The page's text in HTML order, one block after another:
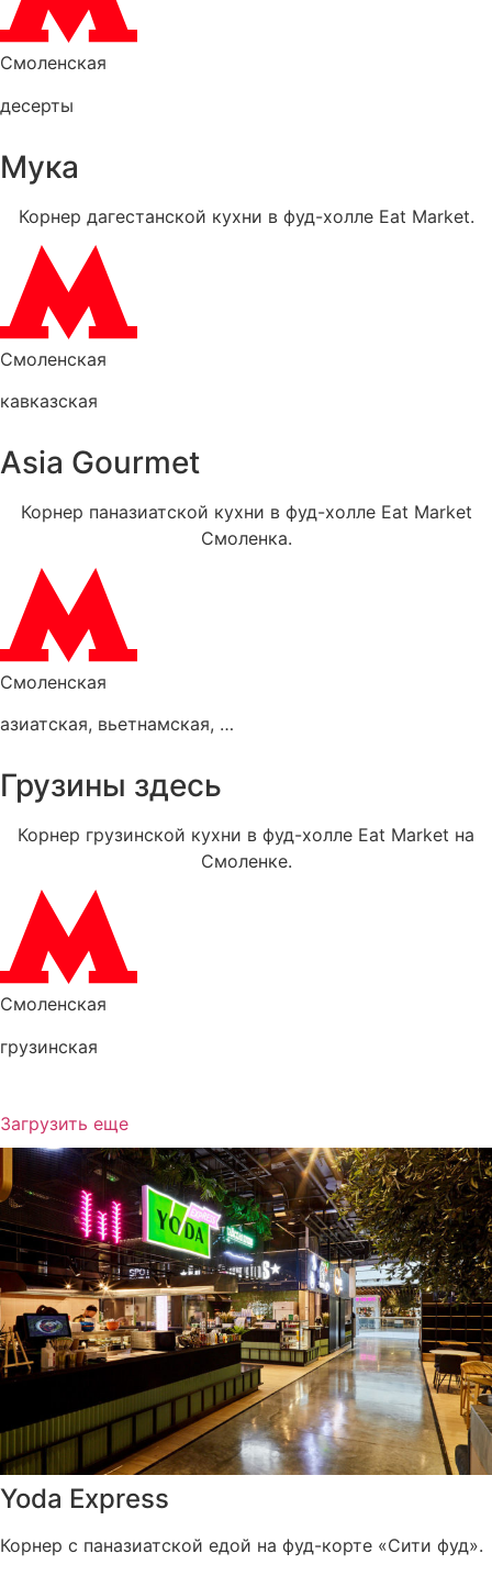
Смоленская
десерты
Мука
Корнер дагестанской кухни в фуд-холле Eat Market.
Смоленская
кавказская
Asia Gourmet
Корнер паназиатской кухни в фуд-холле Eat Market
Смоленка.
Смоленская
азиатская, вьетнамская, тайская
Грузины здесь
Корнер грузинской кухни в фуд-холле Eat Market на
Смоленке.
Смоленская
грузинская
Загрузить еще
Yoda Express
Корнер с паназиатской едой на фуд-корте «Сити фуд».